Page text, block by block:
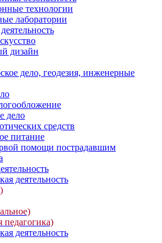
технологии
лаборатории
дизайн
дело, геодезия, инженерные
дело
средств
питание
помощи пострадавшим
деятельность
педагогика)
деятельность